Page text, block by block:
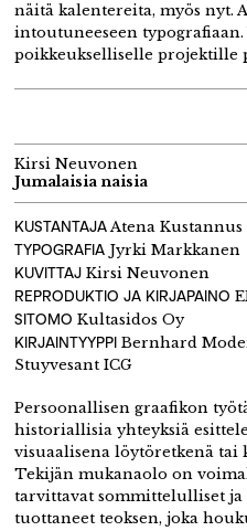
näitä kalentereita, myös nyt.
intoutuneeseen
poikkeukselliselle projektille
Kirsi Neuvonen
Jumalaisia naisia
KUSTANTAJAAtena Kustannus
TYPOGRAFIA Jyrki Markkanen
KUVITTAJ Kirsi Neuvonen
REPRODUKTIO JA KIRJAPAINO
SITOMO Kultasidos Oy
KIRJAINTYYPPI Bernhard
Stuyvesant ICG
Persoonallisen graafikon
historiallisia yhteyksiä
visuaalisena löytöretkenä tai
Tekijän mukanaolo on
tarvittavat sommittelulliset
tuottaneet teoksen, joka